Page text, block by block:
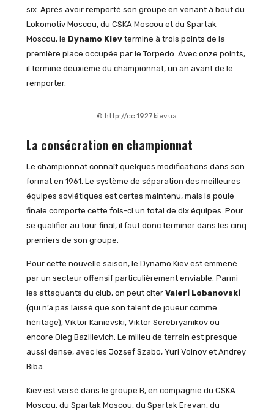
six. Après avoir remporté son groupe en venant à bout du
Lokomotiv Moscou, du CSKA Moscou et du Spartak
Moscou, le Dynamo Kievtermine à trois points de la
première place occupée par le Torpedo. Avec onze points,
il termine deuxième du championnat, un an avant de le
remporter.
© http://cc.1927.kiev.ua
La consécration en championnat
Le championnat connaît quelques modifications dans son
format en 1961. Le système de séparation des meilleures
équipes soviétiques est certes maintenu, mais la poule
finale comporte cette fois-ci un total de dix équipes. Pour
se qualifier au tour final, il faut donc terminer dans les cinq
premiers de son groupe.
Pour cette nouvelle saison, le Dynamo Kiev est emmené
par un secteur offensif particulièrement enviable. Parmi
les attaquants du club, on peut citer Valeri Lobanovski
(qui n’a pas laissé que son talent de joueur comme
héritage), Viktor Kanievski, Viktor Serebryanikov ou
encore Oleg Bazilievich. Le milieu de terrain est presque
aussi dense, avec les Jozsef Szabo, Yuri Voinov et Andrey
Biba.
Kiev est versé dans le groupe B, en compagnie du CSKA
Moscou, du Spartak Moscou, du Spartak Erevan, du